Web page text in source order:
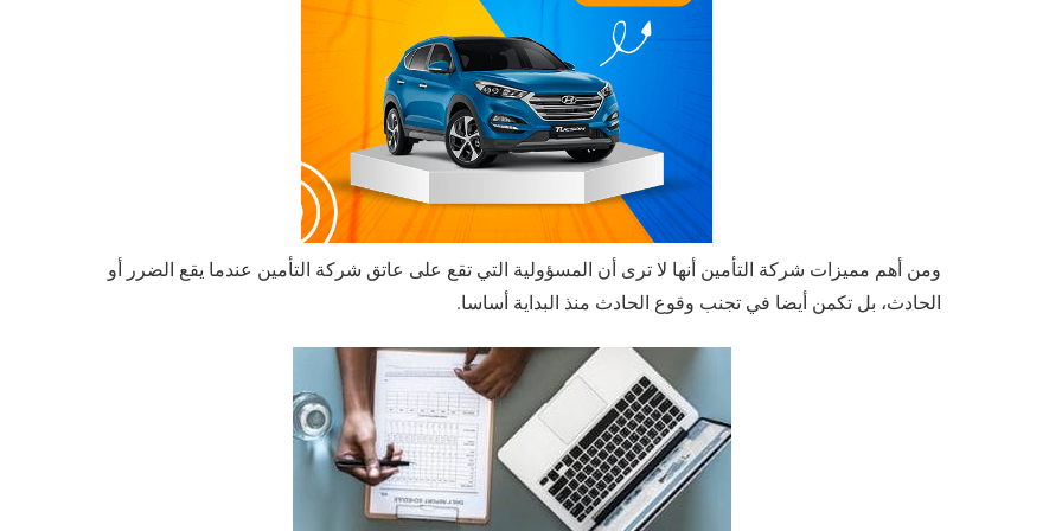
ومن أهم مميزات شركة التأمين أنها لا ترى أن المسؤولية التي تقع على عاتق شركة التأمين عندما يقع الضرر أو
الحادث، بل تكمن أيضا في تجنب وقوع الحادث منذ البداية أساسا.